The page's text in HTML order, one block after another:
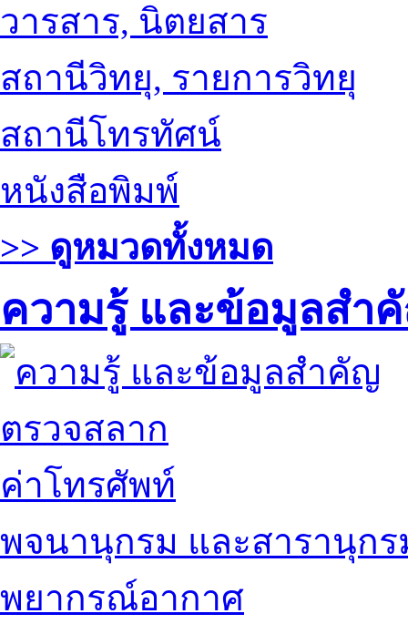
วารสาร, นิตยสาร
สถานีวิทยุ, รายการวิทยุ
สถานีโทรทัศน์
หนังสือพิมพ์
>> ดูหมวดทั้งหมด
ความรู้ และข้อมูลสำ
ตรวจสลาก
ค่าโทรศัพท์
พจนานุกรม และสารานุกร
พยากรณ์อากาศ